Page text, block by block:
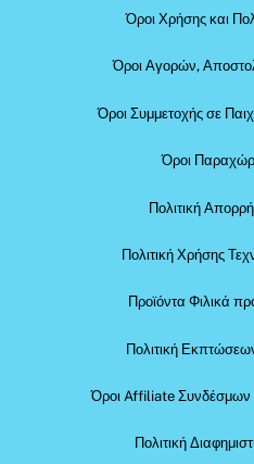
Όροι Χρήσης και
Όροι Αγορών,
Όροι Συμμετοχής σε
Όροι
Πολιτική
Πολιτική Χρήσης
Προϊόντα Φιλικά
Πολιτική
Όροι Affiliate Συνδέσμων
Πολιτική